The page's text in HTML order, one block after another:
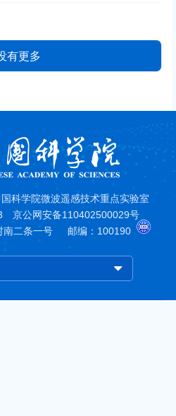
有更多
科学院微波遥感技术重点实验室
京公网安备110402500029号
南二条一号
邮编：100190